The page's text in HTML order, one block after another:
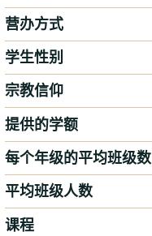
营办方式
学生性别
宗教信仰
提供的学额
每个年级的平均班级数
平均班级人数
课程